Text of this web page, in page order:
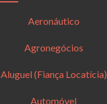
Aeronáutico
Agronegócios
Aluguel (Fiança Locatícia)
Automóvel